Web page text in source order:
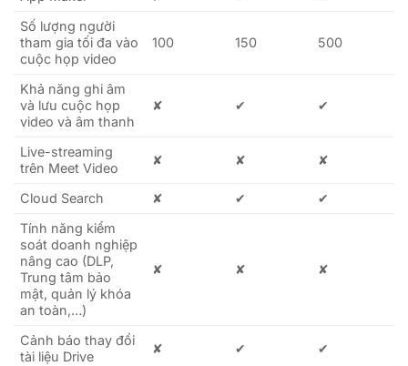
Số lượng người
tham gia tối đa vào
cuộc họp video
100 150 500
Khả năng ghi âm
và lưu cuộc họp
video và âm thanh
✘ ✔ ✔
Live-streaming
trên Meet Video
✘ ✘ ✘
Cloud Search ✘ ✔
✔
Tính năng kiểm
soát doanh nghiệp
nâng cao (DLP,
Trung tâm bảo
mật, quản lý khóa
an toàn,…)
✘ ✘ ✘
Cảnh báo thay đổi
tài liệu Drive
✘ ✔ ✔